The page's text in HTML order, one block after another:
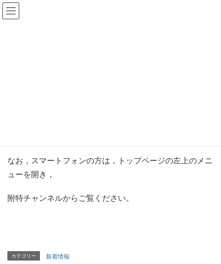
なお，スマートフォンの方は，トップページの左上のメニ
ューを開き，
附特チャンネルからご覧ください。
カテゴリー 新着情報